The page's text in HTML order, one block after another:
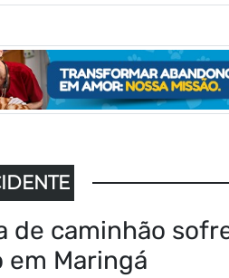
de caminhão
em Maringá